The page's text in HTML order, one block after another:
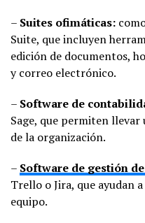
– Suites ofimáticas:
Suite, que incluyen
edición de documentos,
y correo electrónico.
– Software de
Sage, que permiten
de la organización.
– Software de gestión
Trello o Jira, que ayudan
equipo.